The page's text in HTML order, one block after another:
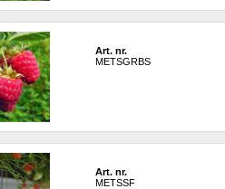
Art. nr.
METSGRBS
Art. nr.
METSSF